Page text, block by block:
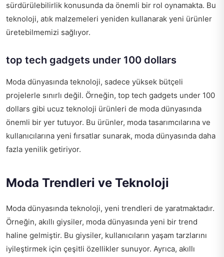
sürdürülebilirlik konusunda da önemli bir rol oynamakta. Bu
teknoloji, atık malzemeleri yeniden kullanarak yeni ürünler
üretebilmemizi sağlıyor.
top tech gadgets under 100 dollars
Moda dünyasında teknoloji, sadece yüksek bütçeli
projelerle sınırlı değil. Örneğin, top tech gadgets under 100
dollars gibi ucuz teknoloji ürünleri de moda dünyasında
önemli bir yer tutuyor. Bu ürünler, moda tasarımcılarına ve
kullanıcılarına yeni fırsatlar sunarak, moda dünyasında daha
fazla yenilik getiriyor.
Moda Trendleri ve Teknoloji
Moda dünyasında teknoloji, yeni trendleri de yaratmaktadır.
Örneğin, akıllı giysiler, moda dünyasında yeni bir trend
haline gelmiştir. Bu giysiler, kullanıcıların yaşam tarzlarını
iyileştirmek için çeşitli özellikler sunuyor. Ayrıca, akıllı